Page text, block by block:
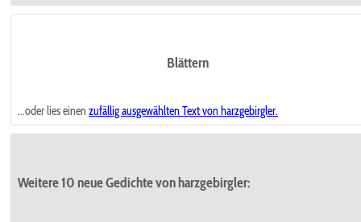
Blättern
...oder lies einen zufällig ausgewählten Text von harzgebirgler.
Weitere 10 neue Gedichte von harzgebirgler: